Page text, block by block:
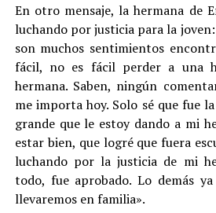
En otro mensaje, la hermana de
luchando por justicia para la
son muchos sentimientos
fácil, no es fácil perder a una
hermana. Saben, ningún
me importa hoy. Solo sé que fue
grande que le estoy dando a mi
estar bien, que logré que fuera
luchando por la justicia de mi
todo, fue aprobado. Lo demás
llevaremos en familia».